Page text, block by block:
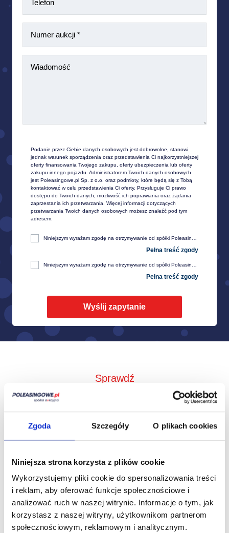
Zgoda Szczegóły O plikach cookies
Niniejsza strona korzysta z plików cookie
Wykorzystujemy pliki cookie do spersonalizowania treści
i reklam, aby oferować funkcje społecznościowe i
analizować ruch w naszej witrynie. Informacje o tym, jak
korzystasz z naszej witryny, użytkownikom partnerom
społecznościowym, reklamowym i analitycznym.
Podanie przez Ciebie danych osobowych jest dobrowolne, stanowi
jednak warunek sporządzenia oraz przedstawienia Ci najkorzystniejszej
oferty finansowania Twojego zakupu, oferty ubezpieczenia lub oferty
zakupu innego pojazdu. Administratorem Twoich danych osobowych
jest Poleasingowe.pl Sp. z o.o. oraz podmioty, które będą się z Tobą
kontaktować w celu przedstawienia Ci oferty. Przysługuje Ci prawo
dostępu do Twoich danych, możliwość ich poprawiania oraz żądania
zaprzestania ich przetwarzania. Więcej informacji dotyczących
przetwarzania Twoich danych osobowych możesz znaleźć pod tym
adresem:
Sprawdź
Jak to działa?
Zbieramy od Przedstawimy Ci